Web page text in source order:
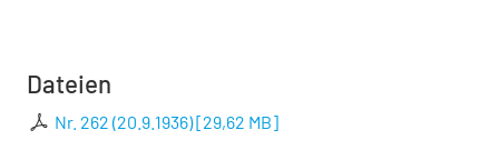
Dateien
Nr. 262 (20.9.1936)[29,62 MB]